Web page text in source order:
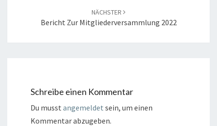
NÄCHSTER
Bericht Zur Mitgliederversammlung 2022
Schreibe einen Kommentar
Du musst angemeldet sein, um einen
Kommentar abzugeben.